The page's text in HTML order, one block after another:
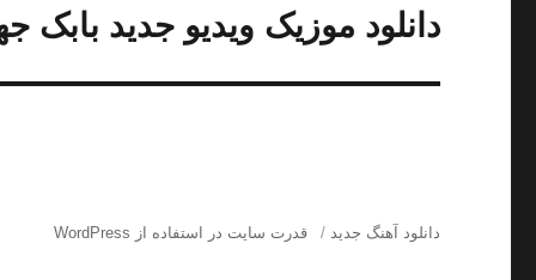
نوشته
دانلود موزیک ویدیو جدید بابک
دانلود آهنگ جدید قدرت سایت در استفاده از WordPress